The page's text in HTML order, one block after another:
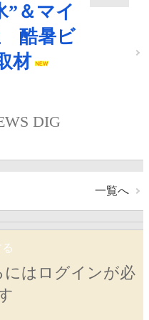
”＆マイ
酷暑ビ
材
DIG
一覧へ
はログインが必